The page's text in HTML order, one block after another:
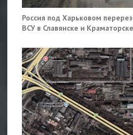
Россия под Харьковом
ВСУ в Славянске и Краматорске